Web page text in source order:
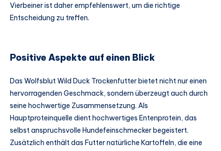
Vierbeiner ist daher empfehlenswert, um die richtige
Entscheidung zu treffen.
Positive Aspekte auf einen Blick
Das Wolfsblut Wild Duck Trockenfutter bietet nicht nur einen
hervorragenden Geschmack, sondern überzeugt auch durch
seine hochwertige Zusammensetzung. Als
Hauptproteinquelle dient hochwertiges Entenprotein, das
selbst anspruchsvolle Hundefeinschmecker begeistert.
Zusätzlich enthält das Futter natürliche Kartoffeln, die eine